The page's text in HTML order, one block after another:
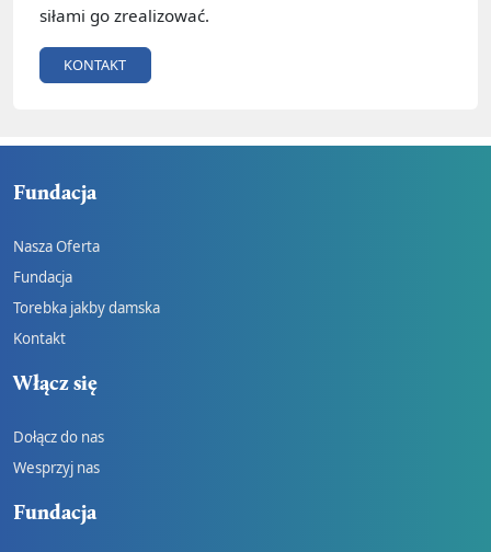
siłami go zrealizować.
KONTAKT
Fundacja
Nasza Oferta
Fundacja
Torebka jakby damska
Kontakt
Włącz się
Dołącz do nas
Wesprzyj nas
Fundacja